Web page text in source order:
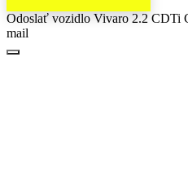
Odoslať vozidlo Vivaro 2.2 CDTi
mail